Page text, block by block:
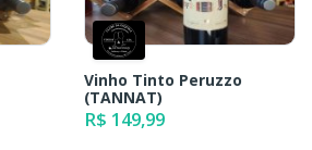
Vinho Tinto Peruzzo
(TANNAT)
R$ 149,99